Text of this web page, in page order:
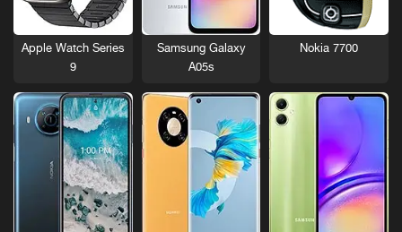
Nokia 7700
Samsung Galaxy
A05s
Apple Watch Series
9